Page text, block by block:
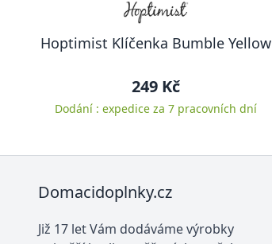
Hoptimist Klíčenka Bumble Yellow
249 Kč
Dodání : expedice za 7 pracovních dní
Domacidoplnky.cz
Již 17 let Vám dodáváme výrobky